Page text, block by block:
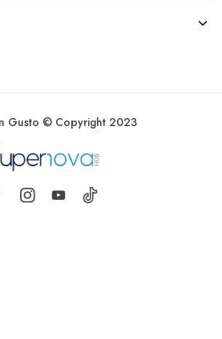
Gusto © Copyright 2023